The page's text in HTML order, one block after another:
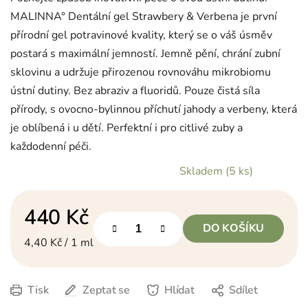
MALINNA° Dentální gel Strawbery & Verbena je první
přírodní gel potravinové kvality, který se o váš úsměv
postará s maximální jemností. Jemně pění, chrání zubní
sklovinu a udržuje přirozenou rovnováhu mikrobiomu
ústní dutiny. Bez abraziv a fluoridů. Pouze čistá síla
přírody, s ovocno-bylinnou příchutí jahody a verbeny, která
je oblíbená i u dětí. Perfektní i pro citlivé zuby a
každodenní péči.
Skladem (5 ks)
440 Kč
Měrná cena:
4,40 Kč / 1 ml
DO KOŠÍKU
Tisk Zeptat se Hlídat Sdílet